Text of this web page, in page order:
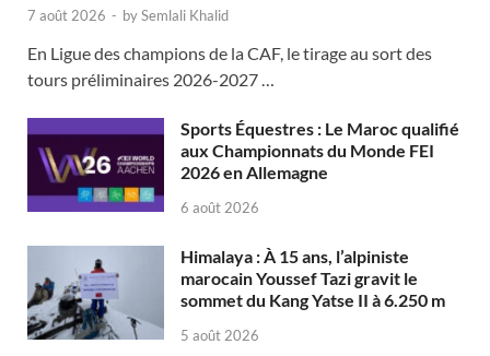
7 août 2026 - bySemlali Khalid
En Ligue des champions de la CAF, le tirage au sort des
tours préliminaires 2026-2027 …
Sports Équestres : Le Maroc qualifié
aux Championnats du Monde FEI
2026 en Allemagne
6 août 2026
Himalaya : À 15 ans, l’alpiniste
marocain Youssef Tazi gravit le
sommet du Kang Yatse II à 6.250 m
5 août 2026